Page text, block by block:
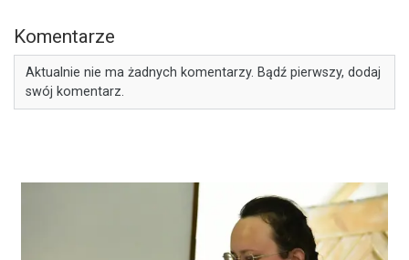
Komentarze
Aktualnie nie ma żadnych komentarzy. Bądź pierwszy, dodaj
swój komentarz.